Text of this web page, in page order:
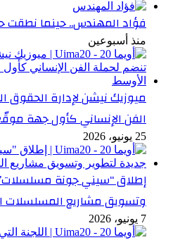
فؤاد المهندس.. حينما نطقت
منذ أسبوعين
ميوزيك نيشن لإدارة الحقوق
الفن الإنساني كأول جهة
25 يونيو، 2026
إطلاق “سيني جونة
وتسويق مشاريع المسلسلات
7 يونيو، 2026